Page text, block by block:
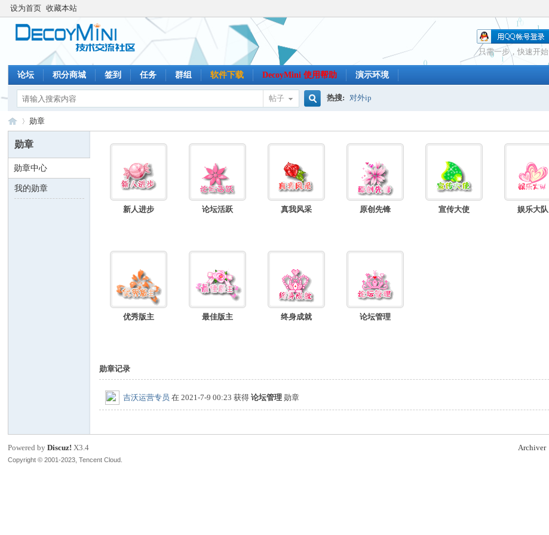
设为首页 收藏本站
只需一步，快速开始
论坛 积分商城 签到 任务 群组 软件下载 DecoyMini 使用帮助 演示环境
帖子 热搜: 对外ip
De›
勋章
新人进步 论坛活跃 真我风采 原创先锋 宣传大使 娱乐大队
优秀版主 最佳版主 终身成就 论坛管理
勋章记录
吉沃运营专员 在 2021-7-9 00:23 获得论坛管理 勋章
勋章
勋章中心
我的勋章
Archiver
Powered byDiscuz! X3.4
Copyright © 2001-2023, Tencent Cloud.